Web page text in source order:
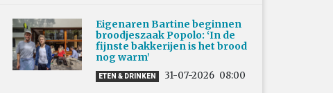
Eigenaren Bartine beginnen
broodjeszaak Popolo: ‘In de
fijnste bakkerijen is het brood
nog warm’
ETEN & DRINKEN 31-07-2026 08:00